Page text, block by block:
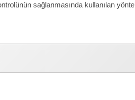
sağlanmasında kullanılan